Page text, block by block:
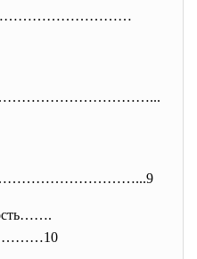
10